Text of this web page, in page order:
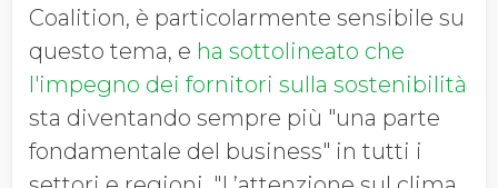
Coalition, è particolarmente sensibile su
questo tema, e ha sottolineato che
l'impegno dei fornitori sulla sostenibilità
sta diventando sempre più "una parte
fondamentale del business" in tutti i